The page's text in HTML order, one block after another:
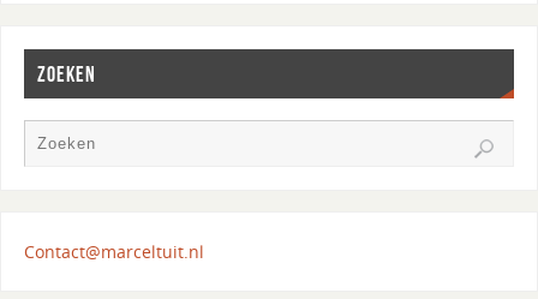
ZOEKEN
Contact@marceltuit.nl